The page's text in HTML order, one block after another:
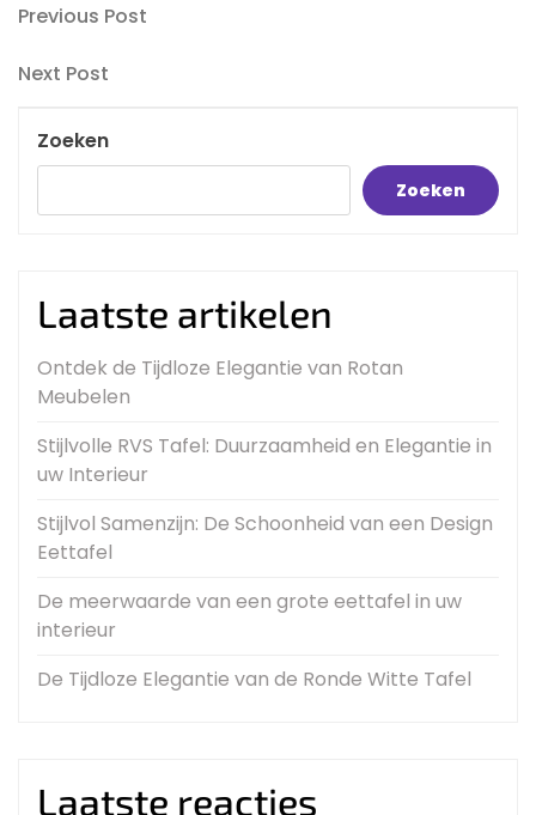
Bericht
navigatie
Previous
Previous Post
Next
Next Post
Zoeken
Zoeken
Laatste artikelen
Ontdek de Tijdloze Elegantie van Rotan
Meubelen
Stijlvolle RVS Tafel: Duurzaamheid en Elegantie in
uw Interieur
Stijlvol Samenzijn: De Schoonheid van een Design
Eettafel
De meerwaarde van een grote eettafel in uw
interieur
De Tijdloze Elegantie van de Ronde Witte Tafel
Laatste reacties